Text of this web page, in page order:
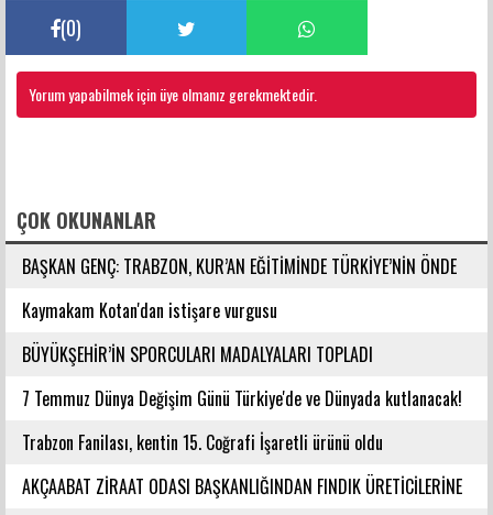
(0)
Yorum yapabilmek için üye olmanız gerekmektedir.
ÇOK OKUNANLAR
BAŞKAN GENÇ: TRABZON, KUR’AN EĞİTİMİNDE TÜRKİYE’NİN ÖNDE
GELEN ŞEHİRLERİNDENDİR
Kaymakam Kotan'dan istişare vurgusu
BÜYÜKŞEHİR’İN SPORCULARI MADALYALARI TOPLADI
7 Temmuz Dünya Değişim Günü Türkiye'de ve Dünyada kutlanacak!
Trabzon Fanilası, kentin 15. Coğrafi İşaretli ürünü oldu
AKÇAABAT ZİRAAT ODASI BAŞKANLIĞINDAN FINDIK ÜRETİCİLERİNE